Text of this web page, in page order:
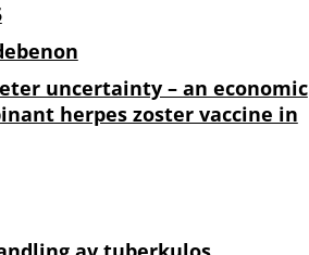
uncertainty – an economic
herpes zoster vaccine in